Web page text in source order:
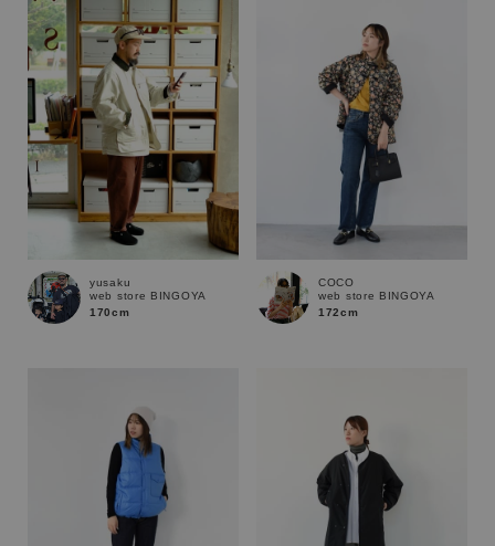
yusaku
web store BINGOYA
170cm
COCO
web store BINGOYA
172cm